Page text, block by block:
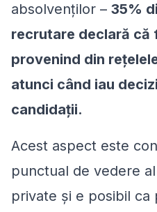
absolvenților – 35%
recrutare declară că
provenind din
atunci când iau
candidații.
Acest aspect este
punctual de vedere
private și e posibil ca